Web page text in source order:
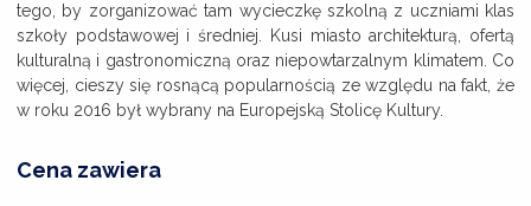
tego, by zorganizować tam wycieczkę szkolną z uczniami klas
szkoły podstawowej i średniej. Kusi miasto architekturą, ofertą
kulturalną i gastronomiczną oraz niepowtarzalnym klimatem. Co
więcej, cieszy się rosnącą popularnością ze względu na fakt, że
w roku 2016 był wybrany na Europejską Stolicę Kultury.
Cena zawiera